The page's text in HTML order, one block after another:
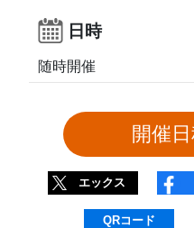
日時
随時開催
エックス
QRコード